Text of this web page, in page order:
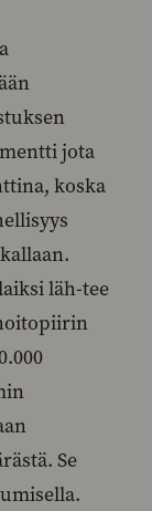
jota
koska
läh-tee
Se